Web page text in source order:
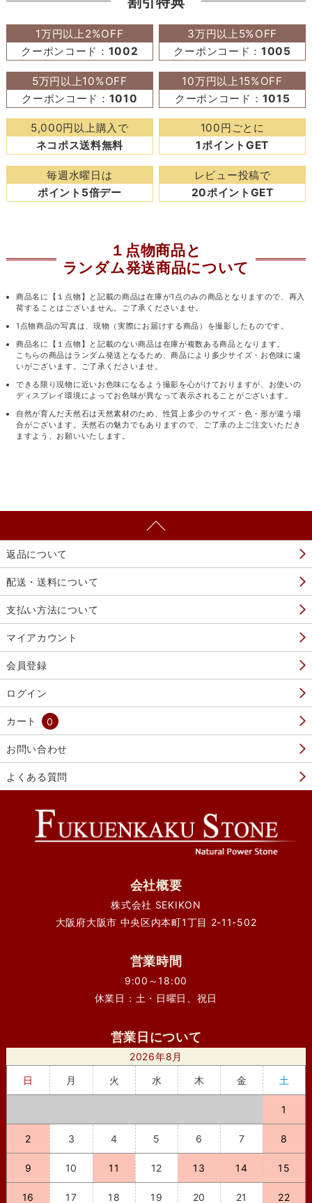
1万円以上2%OFF
クーポンコード： 1002
3万円以上5%OFF
クーポンコード：1005
5万円以上10%OFF
クーポンコード： 1010
10万円以上15%OFF
クーポンコード： 1015
5,000円以上購入で
ネコポス送料無料
100円ごとに
1ポイントGET
毎週水曜日は
ポイント5倍デー
レビュー投稿で
20ポイントGET
１点物商品と
ランダム発送商品について
商品名に【１点物】と記載の商品は在庫が1点のみの商品となりますので、再入
荷することはございません。ご了承くださいませ。
1点物商品の写真は、現物（実際にお届けする商品）を撮影したものです。
商品名に【１点物】と記載のない商品は在庫が複数ある商品となります。
こちらの商品はランダム発送となるため、商品により多少サイズ・お色味に違
いがございます。ご了承くださいませ。
できる限り現物に近いお色味になるよう撮影を心がけておりますが、お使いの
ディスプレイ環境によってお色味が異なって表示されることがございます。
自然が育んだ天然石は天然素材のため、性質上多少のサイズ・色・形が違う場
合がございます。天然石の魅力でもありますので、ご了承の上ご注文いただき
ますよう、お願いいたします。
返品について
配送・送料について
支払い方法について
マイアカウント
会員登録
ログイン
カート 0
お問い合わせ
よくある質問
会社概要
株式会社 SEKIKON
大阪府大阪市 中央区内本町1丁目 2-11-502
営業時間
9:00～18:00
休業日：土・日曜日、祝日
営業日について
2026年8月
日
月 火 水 木 金 土
1
2 3 4 5 6 7 8
9 10 11 12 13 14 15
16 17 18 19 20 21 22